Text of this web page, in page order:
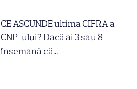
CE ASCUNDE ultima CIFRA a
CNP-ului? Dacă ai 3 sau 8
însemană că...